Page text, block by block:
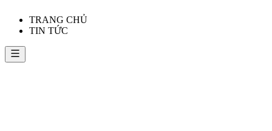
TRANG CHỦ
TIN TỨC